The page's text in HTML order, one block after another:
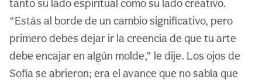
tanto su lado espiritual como su lado creativo.
“Estás al borde de un cambio significativo, pero
primero debes dejar ir la creencia de que tu arte
debe encajar en algún molde,” le dije. Los ojos de
Sofía se abrieron; era el avance que no sabía que